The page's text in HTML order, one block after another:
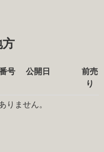
号 公開日
前売
り
りません。